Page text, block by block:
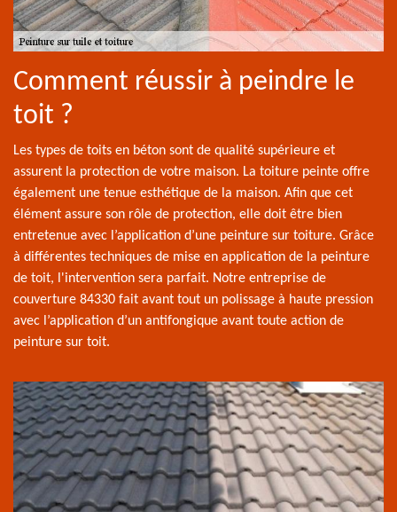
Comment réussir à peindre le
toit ?
Les types de toits en béton sont de qualité supérieure et
assurent la protection de votre maison. La toiture peinte offre
également une tenue esthétique de la maison. Afin que cet
élément assure son rôle de protection, elle doit être bien
entretenue avec l’application d’une peinture sur toiture. Grâce
à différentes techniques de mise en application de la peinture
de toit, l'intervention sera parfait. Notre entreprise de
couverture 84330 fait avant tout un polissage à haute pression
avec l’application d’un antifongique avant toute action de
peinture sur toit.